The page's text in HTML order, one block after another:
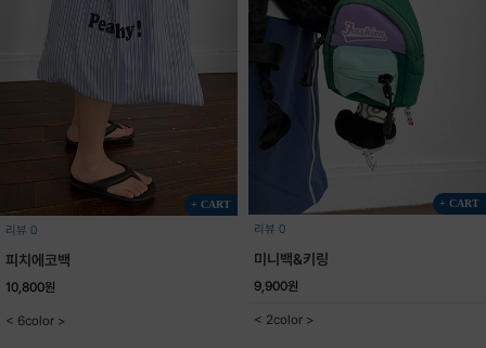
+ CART
리뷰 0
피치에코백
10,800원
< 6color >
+ CART
리뷰 0
미니백&키링
9,900원
< 2color >